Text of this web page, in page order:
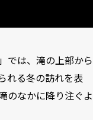
では、滝の上部から
れる冬の訪れを表
のなかに降り注ぐよ